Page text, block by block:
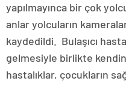
yapılmayınca bir çok
anlar yolcuların
kaydedildi. Bulaşıcı
gelmesiyle birlikte
hastalıklar, çocukların